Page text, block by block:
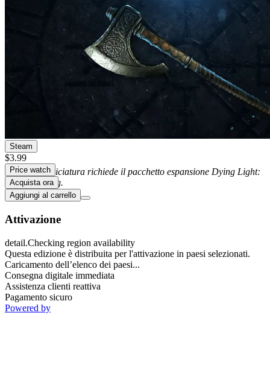
Nota: la verniciatura richiede il pacchetto espansione Dying Light:
The Following.
Note aggiuntive
Version 11, DirectX® compatible, Laptop versions of graphics cards
may work but are NOT officially supported.
Download digitale
Steam
$3.99
Price watch
Acquista ora
Aggiungi al carrello
Attivazione
detail.Checking region availability
Questa edizione è distribuita per l'attivazione in paesi selezionati.
Caricamento dell’elenco dei paesi...
Consegna digitale immediata
Assistenza clienti reattiva
Pagamento sicuro
Powered by